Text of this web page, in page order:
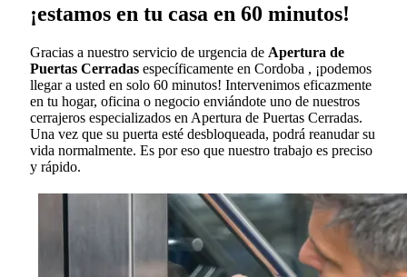
¡estamos en tu casa en 60 minutos!
Gracias a nuestro servicio de urgencia de Apertura de
Puertas Cerradas específicamente en Cordoba , ¡podemos
llegar a usted en solo 60 minutos! Intervenimos eficazmente
en tu hogar, oficina o negocio enviándote uno de nuestros
cerrajeros especializados en Apertura de Puertas Cerradas.
Una vez que su puerta esté desbloqueada, podrá reanudar su
vida normalmente. Es por eso que nuestro trabajo es preciso
y rápido.